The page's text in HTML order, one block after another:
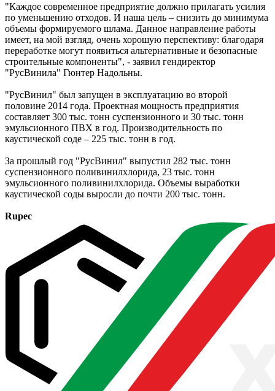
"Каждое современное предприятие должно прилагать усилия
по уменьшению отходов. И наша цель – снизить до минимума
объемы формируемого шлама. Данное направление работы
имеет, на мой взгляд, очень хорошую перспективу: благодаря
переработке могут появиться альтернативные и безопасные
строительные компоненты", - заявил гендиректор
"РусВинила" Гюнтер Надольны.
"РусВинил" был запущен в эксплуатацию во второй
половине 2014 года. Проектная мощность предприятия
составляет 300 тыс. тонн суспензионного и 30 тыс. тонн
эмульсионного ПВХ в год. Производительность по
каустической соде – 225 тыс. тонн в год.
За прошлый год "РусВинил" выпустил 282 тыс. тонн
суспензионного поливинилхлорида, 23 тыс. тонн
эмульсионного поливинилхлорида. Объемы выработки
каустической соды выросли до почти 200 тыс. тонн.
Rupec